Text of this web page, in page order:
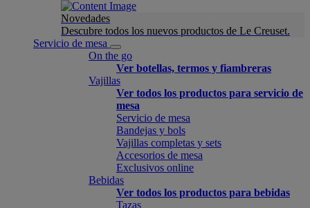
Novedades
Descubre todos los nuevos productos de Le Creuset.
Servicio de mesa
On the go
Ver botellas, termos y fiambreras
Vajillas
Ver todos los productos para servicio de
mesa
Servicio de mesa
Bandejas y bols
Vajillas completas y sets
Accesorios de mesa
Exclusivos online
Bebidas
Ver todos los productos para bebidas
Tazas